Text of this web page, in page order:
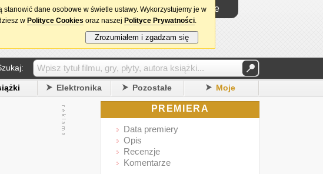
DataPremiery.pl Logowanie
Elektronika Pozostałe Moje
PREMIERA
Data premiery
Opis
Recenzje
Komentarze
dane osobowe w świetle ustawy. Wykorzystujemy je w
w Polityce Cookies oraz naszej Polityce Prywatności.
Zrozumiałem i zgadzam się